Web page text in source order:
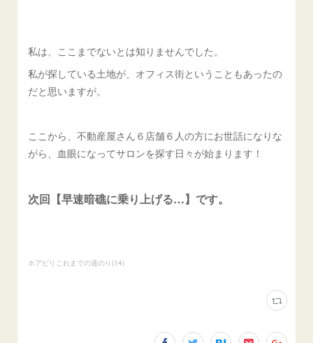
私は、ここまでないとは知りませんでした。
私が探している土地が、オフィス街ということもあったの
だと思いますが。
ここから、不動産屋さん６店舗６人の方にお世話になりな
がら、血眼になってサロンを探す日々が始まります！
次回【早速暗礁に乗り上げる…】です。
ホアピリこれまでの道のり (14)